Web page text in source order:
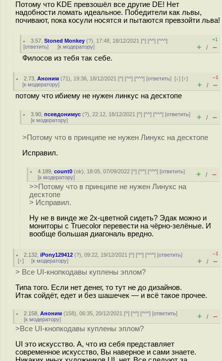
Потому что KDE превзошёл все другие DE! Нет
надобности ломать идеальное. Победители как львы,
почивают, пока косули носятся и пытаются превзойти льва!
3.57 ,Stoned Monkey (?), 17:48, 18/12/2021 [^] [^^] [^^^]
[ответить] [к модератору]
+1
+ / –
Филосов из тебя так себе.
2.73 ,Аноним (71), 19:36, 18/12/2021 [^] [^^] [^^^] [ответить][↓] [↑]
[к модератору]
–1
+ / –
потому что ибиему не нужен линкус на десктопе
3.90 ,псевдонимус (?), 22:12, 18/12/2021 [^] [^^] [^^^] [ответить]
[к модератору] + / –
>Потому что в принципе не нужен Линукс на десктопе
Исправил.
4.189 ,count0 (ok), 18:05, 07/09/2022 [^] [^^] [^^^] [ответить]
[к модератору] + / –
>>Потому что в принципе не нужен Линукс на
десктопе
> Исправил.
Ну не в винде же 2х-цветной сидеть? Эдак можно и
мониторы с Truecolor перевести на чёрно-зелёные. И
вообще большая диагональ вредно.
2.132 ,iPony129412 (?), 09:22, 19/12/2021 [^] [^^] [^^^] [ответить]
[↑] [к модератору]
–1
+ / –
> Все UI-кнопкодавы куплены эплом?
Типа того. Если нет денег, то тут не до дизайнов.
Итак сойдёт, едет и без шашечек — и всё такое прочее.
2.158 ,Аноним (158), 06:35, 20/12/2021 [^] [^^] [^^^] [ответить]
[к модератору] + / –
>Все UI-кнопкодавы куплены эплом?
UI это искусство. А, что из себя представляет
современное искусство, Вы наверное и сами знаете.